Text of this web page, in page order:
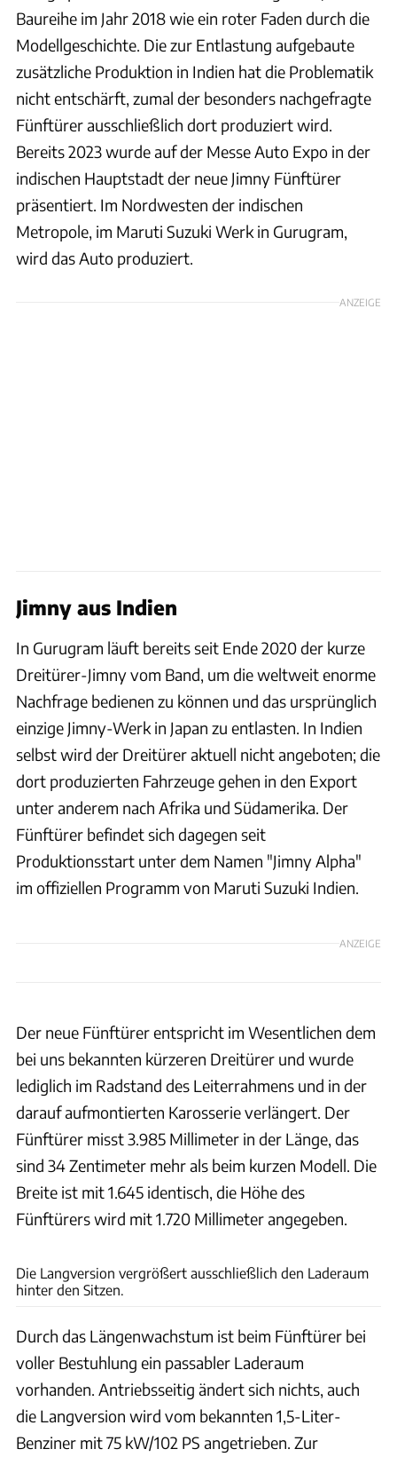
Baureihe im Jahr 2018 wie ein roter Faden durch die
Modellgeschichte. Die zur Entlastung aufgebaute
zusätzliche Produktion in Indien hat die Problematik
nicht entschärft, zumal der besonders nachgefragte
Fünftürer ausschließlich dort produziert wird.
Bereits 2023 wurde auf der Messe Auto Expo in der
indischen Hauptstadt der neue Jimny Fünftürer
präsentiert. Im Nordwesten der indischen
Metropole, im Maruti Suzuki Werk in Gurugram,
wird das Auto produziert.
ANZEIGE
Jimny aus Indien
In Gurugram läuft bereits seit Ende 2020 der kurze
Dreitürer-Jimny vom Band, um die weltweit enorme
Nachfrage bedienen zu können und das ursprünglich
einzige Jimny-Werk in Japan zu entlasten. In Indien
selbst wird der Dreitürer aktuell nicht angeboten; die
dort produzierten Fahrzeuge gehen in den Export
unter anderem nach Afrika und Südamerika. Der
Fünftürer befindet sich dagegen seit
Produktionsstart unter dem Namen "Jimny Alpha"
im offiziellen Programm von Maruti Suzuki Indien.
ANZEIGE
Der neue Fünftürer entspricht im Wesentlichen dem
bei uns bekannten kürzeren Dreitürer und wurde
lediglich im Radstand des Leiterrahmens und in der
darauf aufmontierten Karosserie verlängert. Der
Fünftürer misst 3.985 Millimeter in der Länge, das
sind 34 Zentimeter mehr als beim kurzen Modell. Die
Breite ist mit 1.645 identisch, die Höhe des
Fünftürers wird mit 1.720 Millimeter angegeben.
Die Langversion vergrößert ausschließlich den Laderaum
hinter den Sitzen.
Durch das Längenwachstum ist beim Fünftürer bei
voller Bestuhlung ein passabler Laderaum
vorhanden. Antriebsseitig ändert sich nichts, auch
die Langversion wird vom bekannten 1,5-Liter-
Benziner mit 75 kW/102 PS angetrieben. Zur